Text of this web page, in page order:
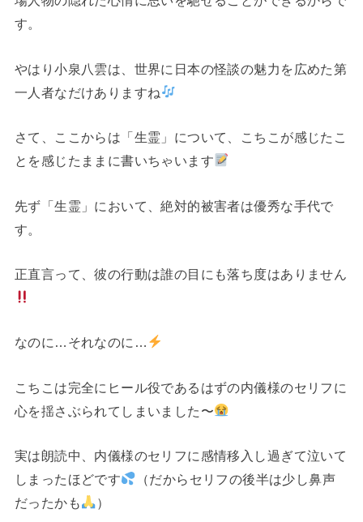
す。
やはり小泉八雲は、世界に日本の怪談の魅力を広めた第
一人者なだけありますね
さて、ここからは「生霊」について、こちこが感じたこ
とを感じたままに書いちゃいます
先ず「生霊」において、絶対的被害者は優秀な手代で
す。
正直言って、彼の行動は誰の目にも落ち度はありません
なのに…それなのに…
こちこは完全にヒール役であるはずの内儀様のセリフに
心を揺さぶられてしまいました〜
実は朗読中、内儀様のセリフに感情移入し過ぎて泣いて
しまったほどです
（だからセリフの後半は少し鼻声
だったかも
）